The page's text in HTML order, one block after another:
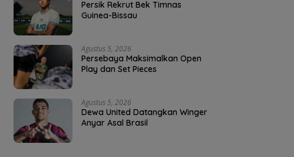
Persik Rekrut Bek Timnas
Guinea-Bissau
Agustus 5, 2026
Persebaya Maksimalkan Open
Play dan Set Pieces
Agustus 5, 2026
Dewa United Datangkan Winger
Anyar Asal Brasil